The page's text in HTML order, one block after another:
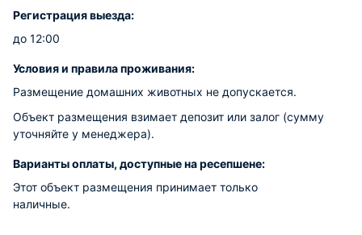
Регистрация выезда:
до 12:00
Условия и правила проживания:
Размещение домашних животных не допускается.
Объект размещения взимает депозит или залог (сумму
уточняйте у менеджера).
Варианты оплаты, доступные на ресепшене:
Этот объект размещения принимает только
наличные.